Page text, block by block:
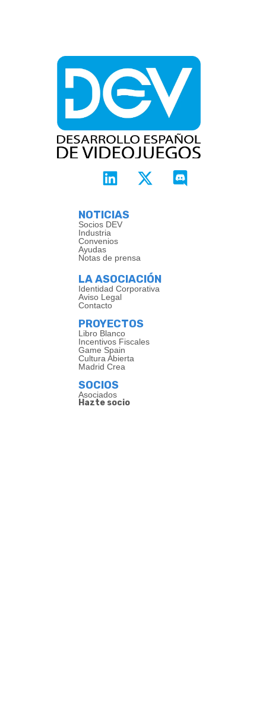
NOTICIAS
Socios DEV
Industria
Convenios
Ayudas
Notas de prensa
LA ASOCIACIÓN
Identidad Corporativa
Aviso Legal
Contacto
PROYECTOS
Libro Blanco
Incentivos Fiscales
Game Spain
Cultura Abierta
Madrid Crea
SOCIOS
Asociados
Hazte socio